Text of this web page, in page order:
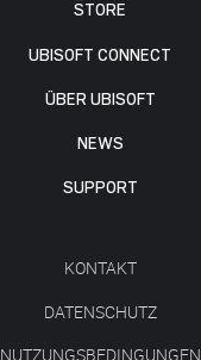
STORE
UBISOFT CONNECT
ÜBER UBISOFT
NEWS
SUPPORT
KONTAKT
DATENSCHUTZ
NUTZUNGSBEDINGUNGEN